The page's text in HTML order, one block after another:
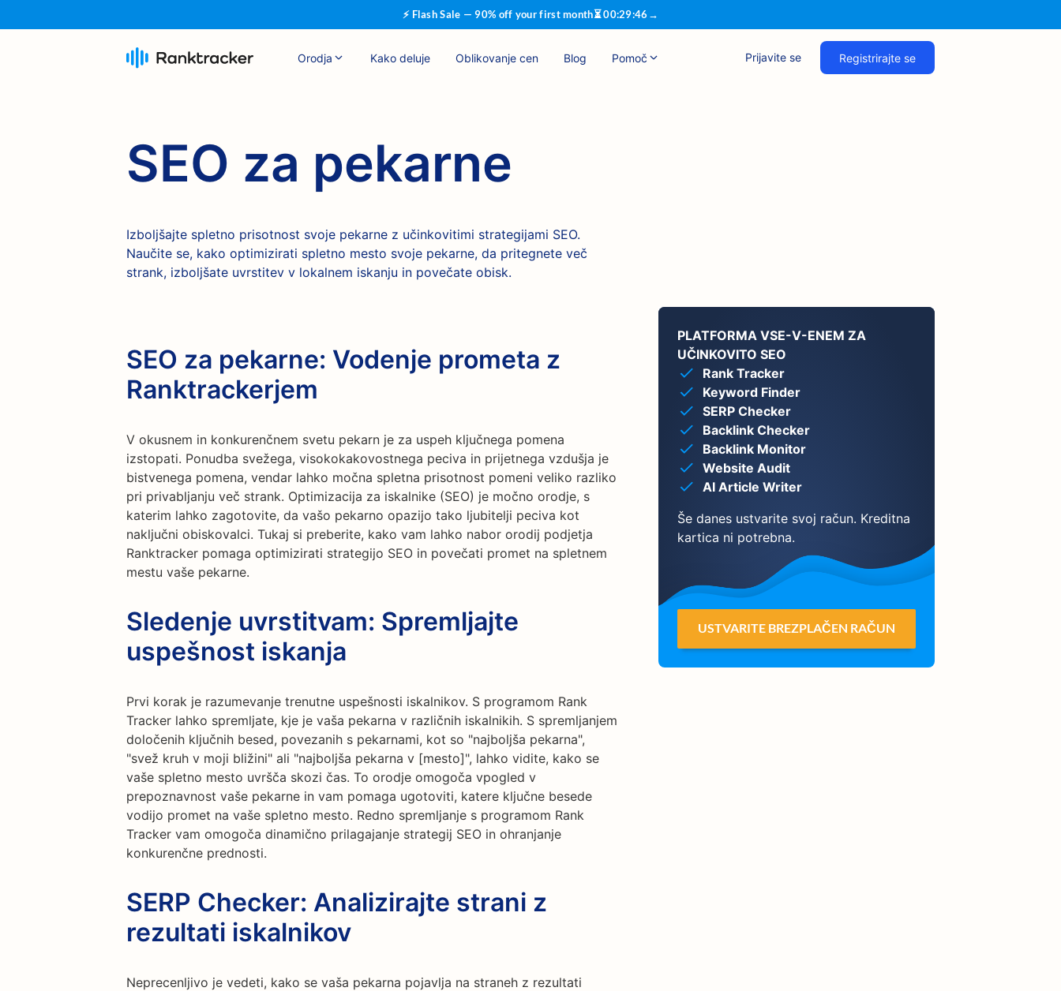
⚡ Flash Sale — 90% off your first month⏳00:29:45 →
Orodja Kako deluje Oblikovanje cen Blog Pomoč Prijavite se Registrirajte se
SEO za pekarne
Izboljšajte spletno prisotnost svoje pekarne z učinkovitimi strategijami SEO.
Naučite se, kako optimizirati spletno mesto svoje pekarne, da pritegnete več
strank, izboljšate uvrstitev v lokalnem iskanju in povečate obisk.
SEO za pekarne: Vodenje prometa z
Ranktrackerjem
V okusnem in konkurenčnem svetu pekarn je za uspeh ključnega pomena
izstopati. Ponudba svežega, visokokakovostnega peciva in prijetnega vzdušja je
bistvenega pomena, vendar lahko močna spletna prisotnost pomeni veliko razliko
pri privabljanju več strank. Optimizacija za iskalnike (SEO) je močno orodje, s
katerim lahko zagotovite, da vašo pekarno opazijo tako ljubitelji peciva kot
naključni obiskovalci. Tukaj si preberite, kako vam lahko nabor orodij podjetja
Ranktracker pomaga optimizirati strategijo SEO in povečati promet na spletnem
mestu vaše pekarne.
Sledenje uvrstitvam: Spremljajte
uspešnost iskanja
Prvi korak je razumevanje trenutne uspešnosti iskalnikov. S programom Rank
Tracker lahko spremljate, kje je vaša pekarna v različnih iskalnikih. S spremljanjem
določenih ključnih besed, povezanih s pekarnami, kot so "najboljša pekarna",
"svež kruh v moji bližini" ali "najboljša pekarna v [mesto]", lahko vidite, kako se
vaše spletno mesto uvršča skozi čas. To orodje omogoča vpogled v
prepoznavnost vaše pekarne in vam pomaga ugotoviti, katere ključne besede
vodijo promet na vaše spletno mesto. Redno spremljanje s programom Rank
Tracker vam omogoča dinamično prilagajanje strategij SEO in ohranjanje
konkurenčne prednosti.
SERP Checker: Analizirajte strani z
rezultati iskalnikov
Neprecenljivo je vedeti, kako se vaša pekarna pojavlja na straneh z rezultati
PLATFORMA VSE-V-ENEM ZA
UČINKOVITO SEO
Rank Tracker
Keyword Finder
SERP Checker
Backlink Checker
Backlink Monitor
Website Audit
AI Article Writer
Še danes ustvarite svoj račun. Kreditna
kartica ni potrebna.
USTVARITE BREZPLAČEN RAČUN